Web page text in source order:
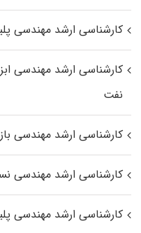
کارشناسی ارشد مهندسی
کارشناسی ارشد مهندسی
نفت
کارشناسی ارشد مهندسی
کارشناسی ارشد مهندسی
کارشناسی ارشد مهندسی